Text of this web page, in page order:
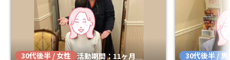
30代後半 / 女性 活動期間：11ヶ月
30代後半 / 男